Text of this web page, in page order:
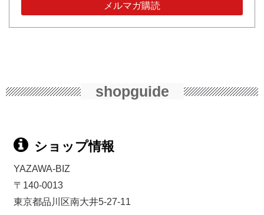
shopguide
ショップ情報
YAZAWA-BIZ
〒140-0013
東京都品川区南大井5-27-11